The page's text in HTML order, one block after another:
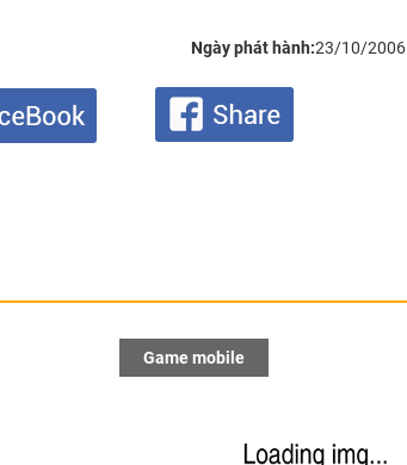
Ngày phát hành:23/10/2006
Game mobile